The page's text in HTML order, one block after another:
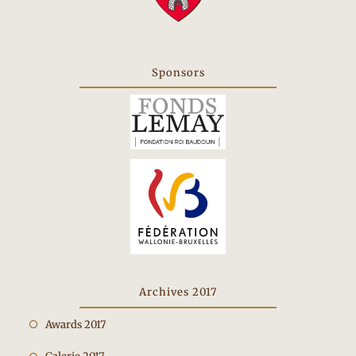
Sponsors
Archives 2017
Awards 2017Opent